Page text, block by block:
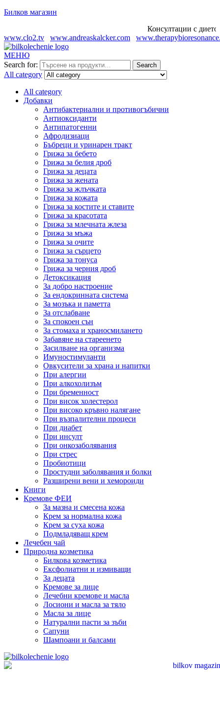
Билков магазин
Консултации с
www.clo2.tv
www.andreaskalcker.com
МЕНЮ
Search for:
Search
All category
All category
Добавки
Антибактериални и противогъбични
Антиоксиданти
Антипатогенни
Афродизиаци
Бъбреци и уринарен тракт
Грижа за бебето
Грижа за белия дроб
Грижа за децата
Грижа за жената
Грижа за жлъчката
Грижа за кожата
Грижа за костите и ставите
Грижа за красотата
Грижа за млечната жлеза
Грижа за мъжа
Грижа за очите
Грижа за сърцето
Грижа за тонуса
Грижа за черния дроб
Детоксикация
За добро настроение
За ендокринната система
За мозъка и паметта
За отслабване
За спокоен сън
За стомаха и храносмилането
Забавяне на стареенето
Засилване на организма
Имуностимуланти
Овкусители за храна и напитки
При алергии
При алкохолизъм
При бременност
При висок холестерол
При високо кръвно налягане
При възпалителни процеси
При диабет
При инсулт
При онкозаболявания
При стрес
Пробиотици
Простудни заболявания и болки
Разширени вени и хемороиди
Книги
Кремове ФЕИ
За мазна и смесена кожа
Крем за нормална кожа
Крем за суха кожа
Подмладяващ крем
Лечебен чай
Природна козметика
Билкова козметика
Ексфолиатни и измиващи
За децата
Кремове за лице
Лечебни кремове и масла
Лосиони и масла за тяло
Масла за лице
Натурални пасти за зъби
Сапуни
Шампоани и балсами